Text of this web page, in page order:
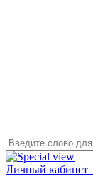
Личный кабинет